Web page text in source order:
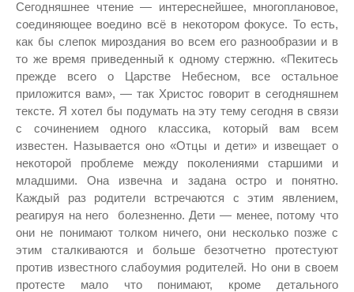
Сегодняшнее чтение — интереснейшее, многоплановое,
соединяющее воедино всё в некотором фокусе. То есть,
как бы слепок мироздания во всем его разнообразии и в
то же время приведенный к одному стержню. «Пекитесь
прежде всего о Царстве Небесном, все остальное
приложится вам», — так Христос говорит в сегодняшнем
тексте. Я хотел бы подумать на эту тему сегодня в связи
с сочинением одного классика, который вам всем
известен. Называется оно «Отцы и дети» и извещает о
некоторой проблеме между поколениями старшими и
младшими. Она извечна и задана остро и понятно.
Каждый раз родители встречаются с этим явлением,
реагируя на него болезненно. Дети — менее, потому что
они не понимают толком ничего, они несколько позже с
этим сталкиваются и больше безотчетно протестуют
против известного слабоумия родителей. Но они в своем
протесте мало что понимают, кроме детального